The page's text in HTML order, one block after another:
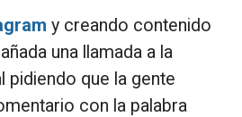
y creando contenido
una llamada a la
pidiendo que la gente
con la palabra